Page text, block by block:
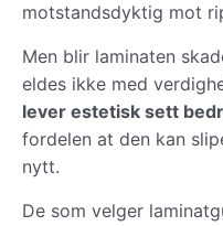
motstandsdyktig mot
Men blir laminaten
eldes ikke med
lever estetisk sett
fordelen at den kan
nytt.
De som velger